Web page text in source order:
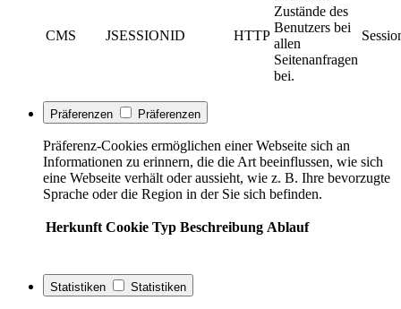
CMS JSESSIONID HTTP
Zustände des
Benutzers bei
allen
Seitenanfragen
bei.
Präferenzen Präferenzen
Präferenz-Cookies ermöglichen einer Webseite sich an
Informationen zu erinnern, die die Art beeinflussen, wie sich
eine Webseite verhält oder aussieht, wie z. B. Ihre bevorzugte
Sprache oder die Region in der Sie sich befinden.
Herkunft Cookie Typ Beschreibung Ablauf
Statistiken Statistiken